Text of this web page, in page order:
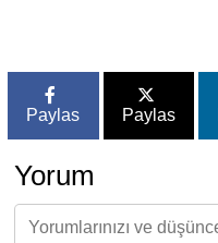
Paylas Paylas
Yorum